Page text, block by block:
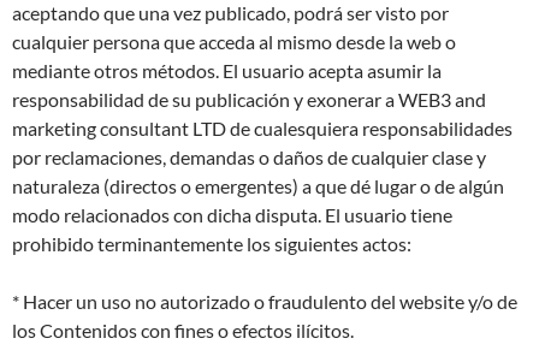
aceptando que una vez publicado, podrá ser visto por
cualquier persona que acceda al mismo desde la web o
mediante otros métodos. El usuario acepta asumir la
responsabilidad de su publicación y exonerar a WEB3 and
marketing consultant LTD de cualesquiera responsabilidades
por reclamaciones, demandas o daños de cualquier clase y
naturaleza (directos o emergentes) a que dé lugar o de algún
modo relacionados con dicha disputa. El usuario tiene
prohibido terminantemente los siguientes actos:
* Hacer un uso no autorizado o fraudulento del website y/o de
los Contenidos con fines o efectos ilícitos.